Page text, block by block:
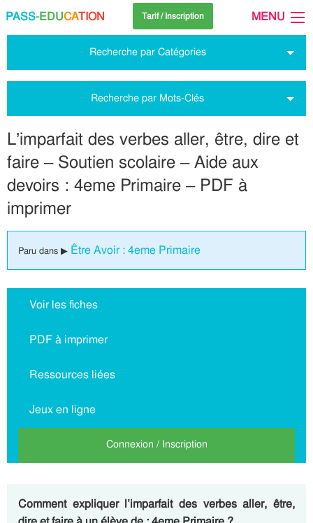
PASS-EDUCATION Tarif / Inscription MENU
Recherche par Catégories
Recherche par Mots-Clés
L’imparfait des verbes aller, être, dire et
faire – Soutien scolaire – Aide aux
devoirs : 4eme Primaire – PDF à
imprimer
Paru dans ▶ Être Avoir : 4eme Primaire
Voir les fiches
PDF à imprimer
Ressources liées
Jeux en ligne
Connexion / Inscription
Comment expliquer l’imparfait des verbes aller, être,